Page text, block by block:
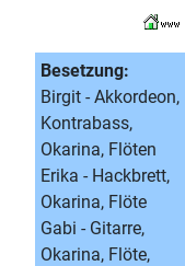
Besetzung:
Birgit - Akkordeon,
Kontrabass,
Okarina, Flöten
Erika - Hackbrett,
Okarina, Flöte
Gabi - Gitarre,
Okarina, Flöte,